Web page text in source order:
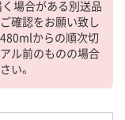
場合がある別送品
確認をお願い致し
からの順次切
ル前のものの場合
い。